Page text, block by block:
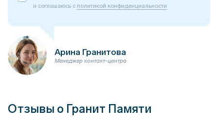
и соглашаюсь с политикой конфиденциальности
Арина Гранитова
Менеджер контакт-центра
Отзывы о Гранит Памяти